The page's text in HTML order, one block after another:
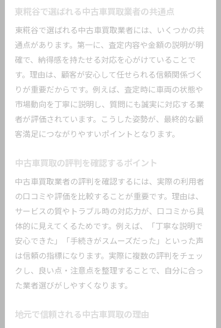
東糀谷で選ばれる中古車買取業者の共通点
東糀谷で選ばれる中古車買取業者には、いくつかの共
通点があります。第一に、査定内容や金額の説明が明
確で、納得感を持たせる対応を心がけていることで
す。理由は、顧客が安心して任せられる信頼関係づく
りが重要だからです。例えば、査定時に車両の状態や
市場動向を丁寧に説明し、質問にも誠実に対応する業
者が評価されています。こうした姿勢が、最終的な顧
客満足につながりやすいポイントとなります。
中古車買取の評判を確認するポイント
中古車買取業者の評判を確認するには、実際の利用者
の口コミや評価を比較することが重要です。理由は、
サービスの質やトラブル時の対応力が、口コミから具
体的に見えてくるためです。例えば、「丁寧な説明で
安心できた」「手続きがスムーズだった」といった声
は信頼の指標になります。実際に複数の評判をチェッ
クし、良い点・注意点を整理することで、自分に合っ
た業者選びがしやすくなります。
地元で信頼される中古車買取の理由